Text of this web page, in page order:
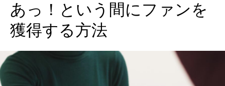
あっ！という間にファンを
獲得する方法